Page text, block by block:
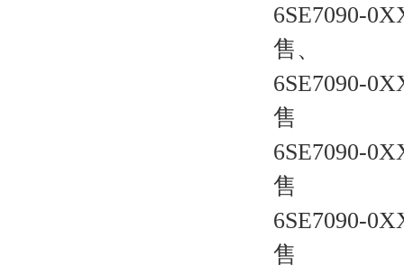
6SE7090-
售、
6SE7090-
售
6SE7090-
售
6SE7090-
售